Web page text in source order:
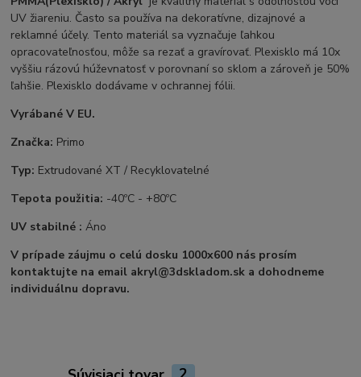
UV žiareniu. Často sa používa na dekoratívne, dizajnové a
reklamné účely. Tento materiál sa vyznačuje ľahkou
opracovateľnosťou, môže sa rezať a gravírovať. Plexisklo má 10x
vyššiu rázovú húževnatosť v porovnaní so sklom a zároveň je 50%
ľahšie. Plexisklo dodávame v ochrannej fólii.
Vyrábané V EU.
Značka: Primo
Typ: Extrudované XT / Recyklovatelné
Tepota použitia: -40ºC - +80ºC
UV stabilné :Áno
V prípade záujmu o celú dosku 1000x600 nás prosím
kontaktujte na email akryl@3dskladom.sk a dohodneme
individuálnu dopravu.